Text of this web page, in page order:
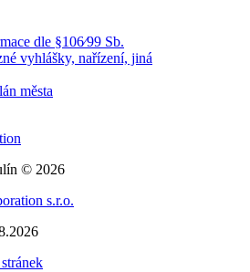
dle §106⁄99 Sb.
vyhlášky, nařízení, jiná
města
© 2026
s.r.o.